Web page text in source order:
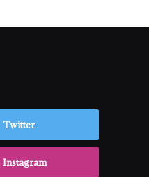
Twitter
Instagram